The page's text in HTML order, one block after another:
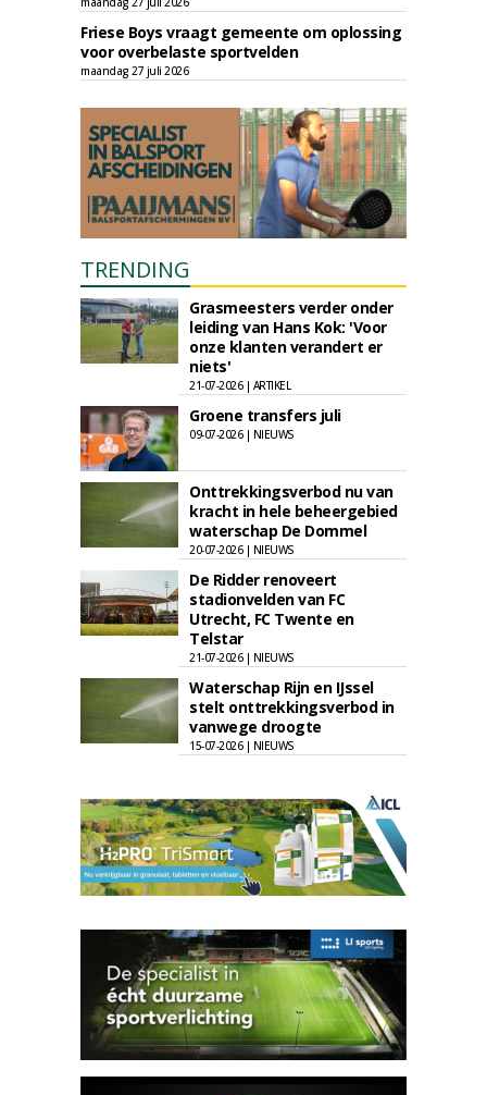
Friese Boys vraagt gemeente om oplossing
voor overbelaste sportvelden
maandag 27 juli 2026
TRENDING
Grasmeesters verder onder
leiding van Hans Kok: 'Voor
onze klanten verandert er
niets'
21-07-2026 | ARTIKEL
Groene transfers juli
09-07-2026 | NIEUWS
Onttrekkingsverbod nu van
kracht in hele beheergebied
waterschap De Dommel
20-07-2026 | NIEUWS
De Ridder renoveert
stadionvelden van FC
Utrecht, FC Twente en
Telstar
21-07-2026 | NIEUWS
Waterschap Rijn en IJssel
stelt onttrekkingsverbod in
vanwege droogte
15-07-2026 | NIEUWS